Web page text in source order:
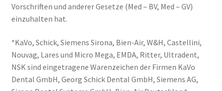
Vorschriften und anderer Gesetze (Med – BV, Med – GV)
einzuhalten hat.
*KaVo, Schick, Siemens Sirona, Bien-Air, W&H, Castellini,
Nouvag, Lares und Micro Mega, EMDA, Ritter, Ultradent,
NSK sind eingetragene Warenzeichen der Firmen KaVo
Dental GmbH, Georg Schick Dental GmbH, Siemens AG,